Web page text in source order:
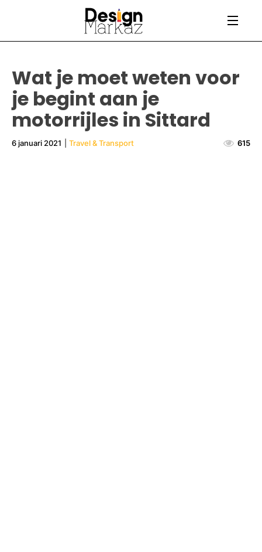
Wat je moet weten voor
je begint aan je
motorrijles in Sittard
6 januari 2021 Travel & Transport 615